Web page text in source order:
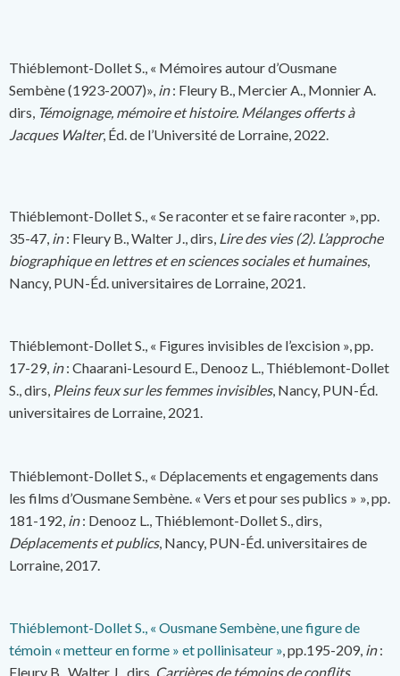
Thiéblemont-Dollet S., « Mémoires autour d’Ousmane
Sembène (1923-2007)», in: Fleury B., Mercier A., Monnier A.
dirs, Témoignage, mémoire et histoire. Mélanges offerts à
Jacques Walter, Éd. de l’Université de Lorraine, 2022.
Thiéblemont-Dollet S., « Se raconter et se faire raconter », pp.
35-47, in: Fleury B., Walter J., dirs, Lire des vies (2). L’approche
biographique en lettres et en sciences sociales et humaines,
Nancy, PUN-Éd. universitaires de Lorraine, 2021.
Thiéblemont-Dollet S., « Figures invisibles de l’excision », pp.
17-29, in: Chaarani-Lesourd E., Denooz L., Thiéblemont-Dollet
S., dirs, Pleins feux sur les femmes invisibles, Nancy, PUN-Éd.
universitaires de Lorraine, 2021.
Thiéblemont-Dollet S., « Déplacements et engagements dans
les films d’Ousmane Sembène. « Vers et pour ses publics » », pp.
181-192, in: Denooz L., Thiéblemont-Dollet S., dirs,
Déplacements et publics, Nancy, PUN-Éd. universitaires de
Lorraine, 2017.
Thiéblemont-Dollet S., « Ousmane Sembène, une figure de
témoin « metteur en forme » et pollinisateur », pp.195-209, in:
Fleury B., Walter J., dirs, Carrières de témoins de conflits